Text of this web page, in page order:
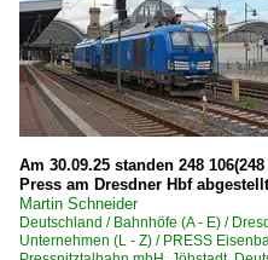
Am 30.09.25 standen 248
Press am Dresdner Hbf
Martin Schneider
Deutschland / Bahnhöfe (A - E) /
Unternehmen (L - Z) / PRESS